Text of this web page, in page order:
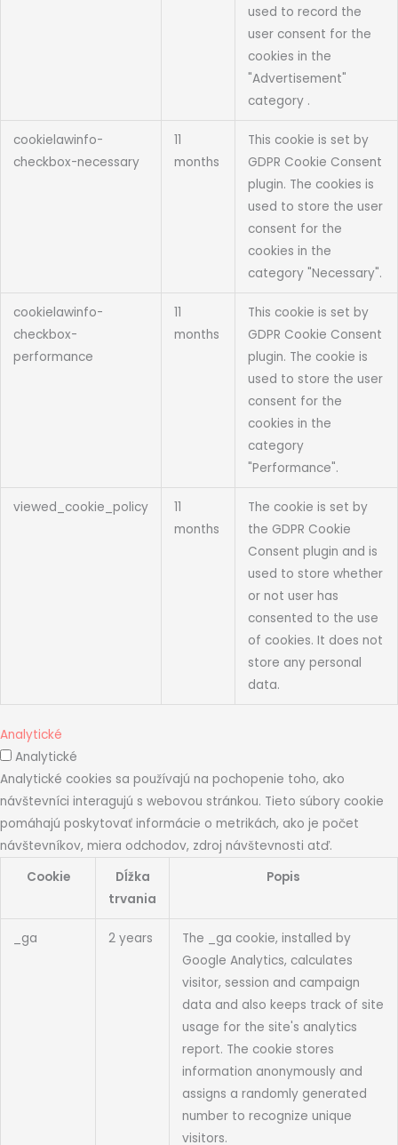
used to record the
user consent for the
cookies in the
"Advertisement"
category .
cookielawinfo-
checkbox-necessary
11
months
This cookie is set by
GDPR Cookie Consent
plugin. The cookies is
used to store the user
consent for the
cookies in the
category "Necessary".
cookielawinfo-
checkbox-
performance
11
months
This cookie is set by
GDPR Cookie Consent
plugin. The cookie is
used to store the user
consent for the
cookies in the
category
"Performance".
viewed_cookie_policy
11
months
The cookie is set by
the GDPR Cookie
Consent plugin and is
used to store whether
or not user has
consented to the use
of cookies. It does not
store any personal
data.
Analytické
Analytické
Analytické cookies sa používajú na pochopenie toho, ako
návštevníci interagujú s webovou stránkou. Tieto súbory cookie
pomáhajú poskytovať informácie o metrikách, ako je počet
návštevníkov, miera odchodov, zdroj návštevnosti atď.
Cookie
Dĺžka
trvania
Popis
_ga 2 years
The _ga cookie, installed by
Google Analytics, calculates
visitor, session and campaign
data and also keeps track of site
usage for the site's analytics
report. The cookie stores
information anonymously and
assigns a randomly generated
number to recognize unique
visitors.